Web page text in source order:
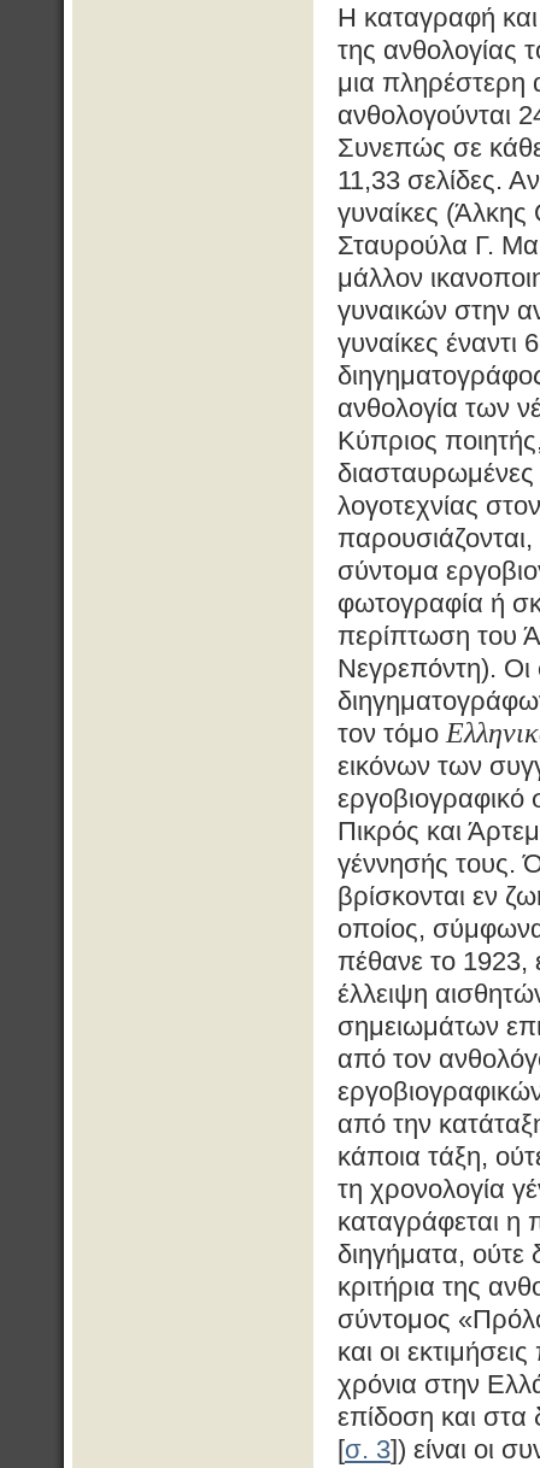
Η καταγραφή
της ανθολογίας
μια πληρέστερη
ανθολογούνται
Συνεπώς σε
11,33 σελίδες.
γυναίκες
Σταυρούλα Γ.
μάλλον
γυναικών στην
γυναίκες
ανθολογία των
Κύπριος
διασταυρωμένες
λογοτεχνίας
σύντομα
φωτογραφία ή
περίπτωση του
Νεγρεπόντη).
τον τόμο
εικόνων των
Πικρός και
γέννησής τους.
βρίσκονται εν
οποίος,
πέθανε το 1923,
έλλειψη
σημειωμάτων
από τον
από την
κάποια τάξη,
τη χρονολογία
καταγράφεται η
διηγήματα, ούτε
κριτήρια της
σύντομος
και οι
χρόνια στην
επίδοση και στα
[σ. 3]) είναι οι